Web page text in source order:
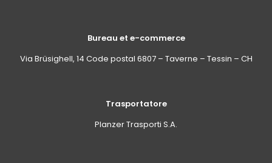
Bureau et e-commerce
Via Brüsighell, 14 Code postal 6807 – Taverne – Tessin – CH
Trasportatore
Planzer Trasporti S.A.